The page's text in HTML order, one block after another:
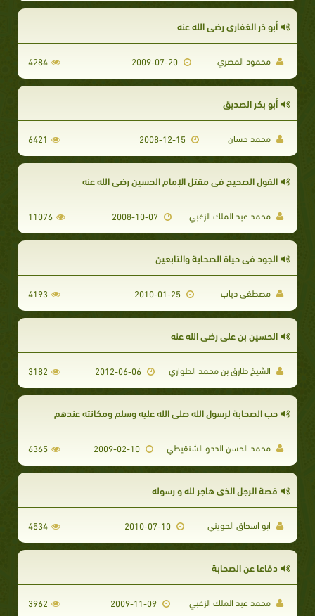
أبو ذر الغفاري رضي الله عنه
محمود المصري 4284
أبو بكر الصديق
محمد حسان 6421
القول الصحيح في مقتل الإمام الحسين رضي الله عنه
محمد عبد الملك الزغبي 11076
الجود في حياة الصحابة والتابعين
مصطفى دياب 2010-01-25
4193
الحسين بن علي رضي الله عنه
الشيخ طارق بن محمد الطواري 3182
حب الصحابة لرسول الله صلى الله عليه وسلم ومكانته عندهم
محمد الحسن الددو الشنقيطي 6365
قصة الرجل الذي هاجر لله و رسوله
ابو اسحاق الحويني 2010-07-10
4534
دفاعا عن الصحابة
محمد عبد الملك الزغبي 3962